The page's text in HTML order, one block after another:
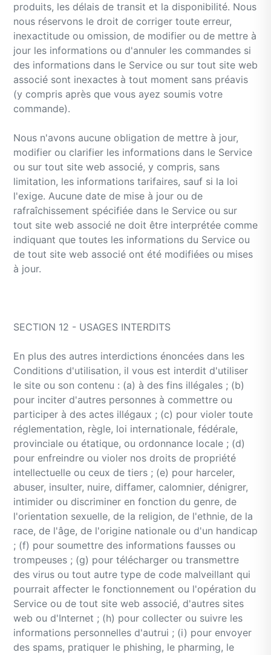
produits, les délais de transit et la disponibilité. Nous
nous réservons le droit de corriger toute erreur,
inexactitude ou omission, de modifier ou de mettre à
jour les informations ou d'annuler les commandes si
des informations dans le Service ou sur tout site web
associé sont inexactes à tout moment sans préavis
(y compris après que vous ayez soumis votre
commande).
Nous n'avons aucune obligation de mettre à jour,
modifier ou clarifier les informations dans le Service
ou sur tout site web associé, y compris, sans
limitation, les informations tarifaires, sauf si la loi
l'exige. Aucune date de mise à jour ou de
rafraîchissement spécifiée dans le Service ou sur
tout site web associé ne doit être interprétée comme
indiquant que toutes les informations du Service ou
de tout site web associé ont été modifiées ou mises
à jour.
SECTION 12 - USAGES INTERDITS
En plus des autres interdictions énoncées dans les
Conditions d'utilisation, il vous est interdit d'utiliser
le site ou son contenu : (a) à des fins illégales ; (b)
pour inciter d'autres personnes à commettre ou
participer à des actes illégaux ; (c) pour violer toute
réglementation, règle, loi internationale, fédérale,
provinciale ou étatique, ou ordonnance locale ; (d)
pour enfreindre ou violer nos droits de propriété
intellectuelle ou ceux de tiers ; (e) pour harceler,
abuser, insulter, nuire, diffamer, calomnier, dénigrer,
intimider ou discriminer en fonction du genre, de
l'orientation sexuelle, de la religion, de l'ethnie, de la
race, de l'âge, de l'origine nationale ou d'un handicap
; (f) pour soumettre des informations fausses ou
trompeuses ; (g) pour télécharger ou transmettre
des virus ou tout autre type de code malveillant qui
pourrait affecter le fonctionnement ou l'opération du
Service ou de tout site web associé, d'autres sites
web ou d'Internet ; (h) pour collecter ou suivre les
informations personnelles d'autrui ; (i) pour envoyer
des spams, pratiquer le phishing, le pharming, le